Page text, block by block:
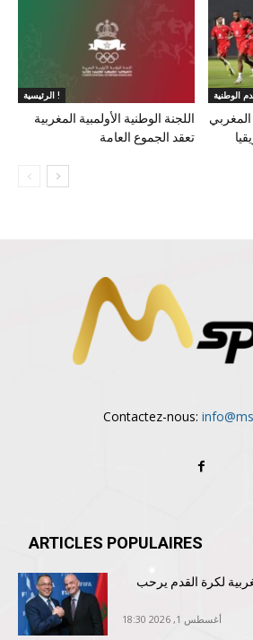
الرئيسية !
اللجنة الوطنية الأولمبية المغربية
تعقد الجموع العامة
الوطنية
Contactez-nous:
ARTICLES POPULAIRES
لكرة القدم يرحب
أغسطس 1, 2026 18:30